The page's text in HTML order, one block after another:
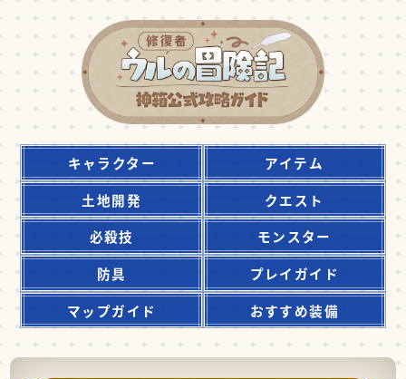
キャラクター
アイテム
土地開発
クエスト
必殺技
モンスター
防具
プレイガイド
マップガイド
おすすめ装備